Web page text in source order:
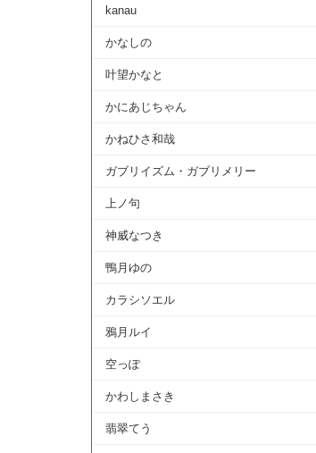
kanau
かなしの
叶望かなと
かにあじちゃん
かねひさ和哉
ガブリイズム・ガブリメリー
上ノ句
神威なつき
鴨月ゆの
カラシソエル
鴉月ルイ
空っぽ
かわしまさき
翡翠てう